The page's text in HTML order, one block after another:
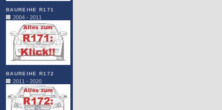
BAUREIHE R171
2004 - 2011
BAUREIHE R172
2011 - 2020